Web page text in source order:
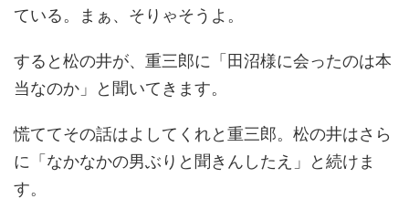
ている。まぁ、そりゃそうよ。
すると松の井が、重三郎に「田沼様に会ったのは本
当なのか」と聞いてきます。
慌ててその話はよしてくれと重三郎。松の井はさら
に「なかなかの男ぶりと聞きんしたえ」と続けま
す。